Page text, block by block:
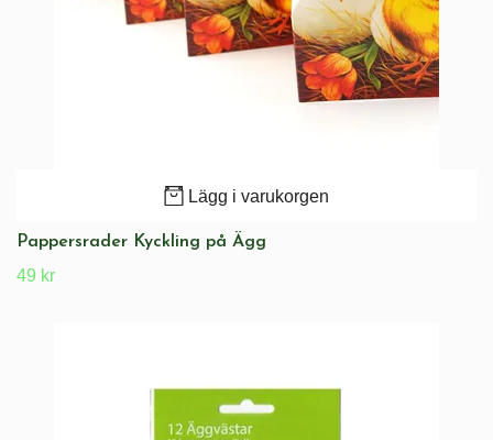
Lägg i varukorgen
Pappersrader Kyckling på Ägg
49 kr